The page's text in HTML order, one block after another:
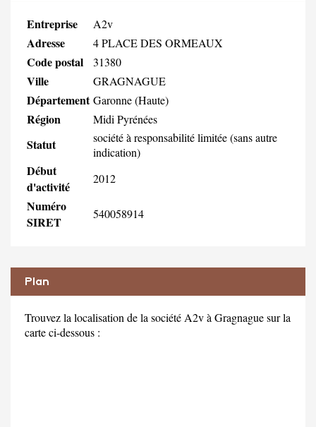
Entreprise A2v
Adresse 4 PLACE DES ORMEAUX
Code postal 31380
Ville GRAGNAGUE
Département Garonne (Haute)
Région Midi Pyrénées
Statut
société à responsabilité limitée (sans autre
indication)
Début
d'activité
2012
Numéro
SIRET
540058914
Plan
Trouvez la localisation de la société A2v à Gragnague sur la
carte ci-dessous :